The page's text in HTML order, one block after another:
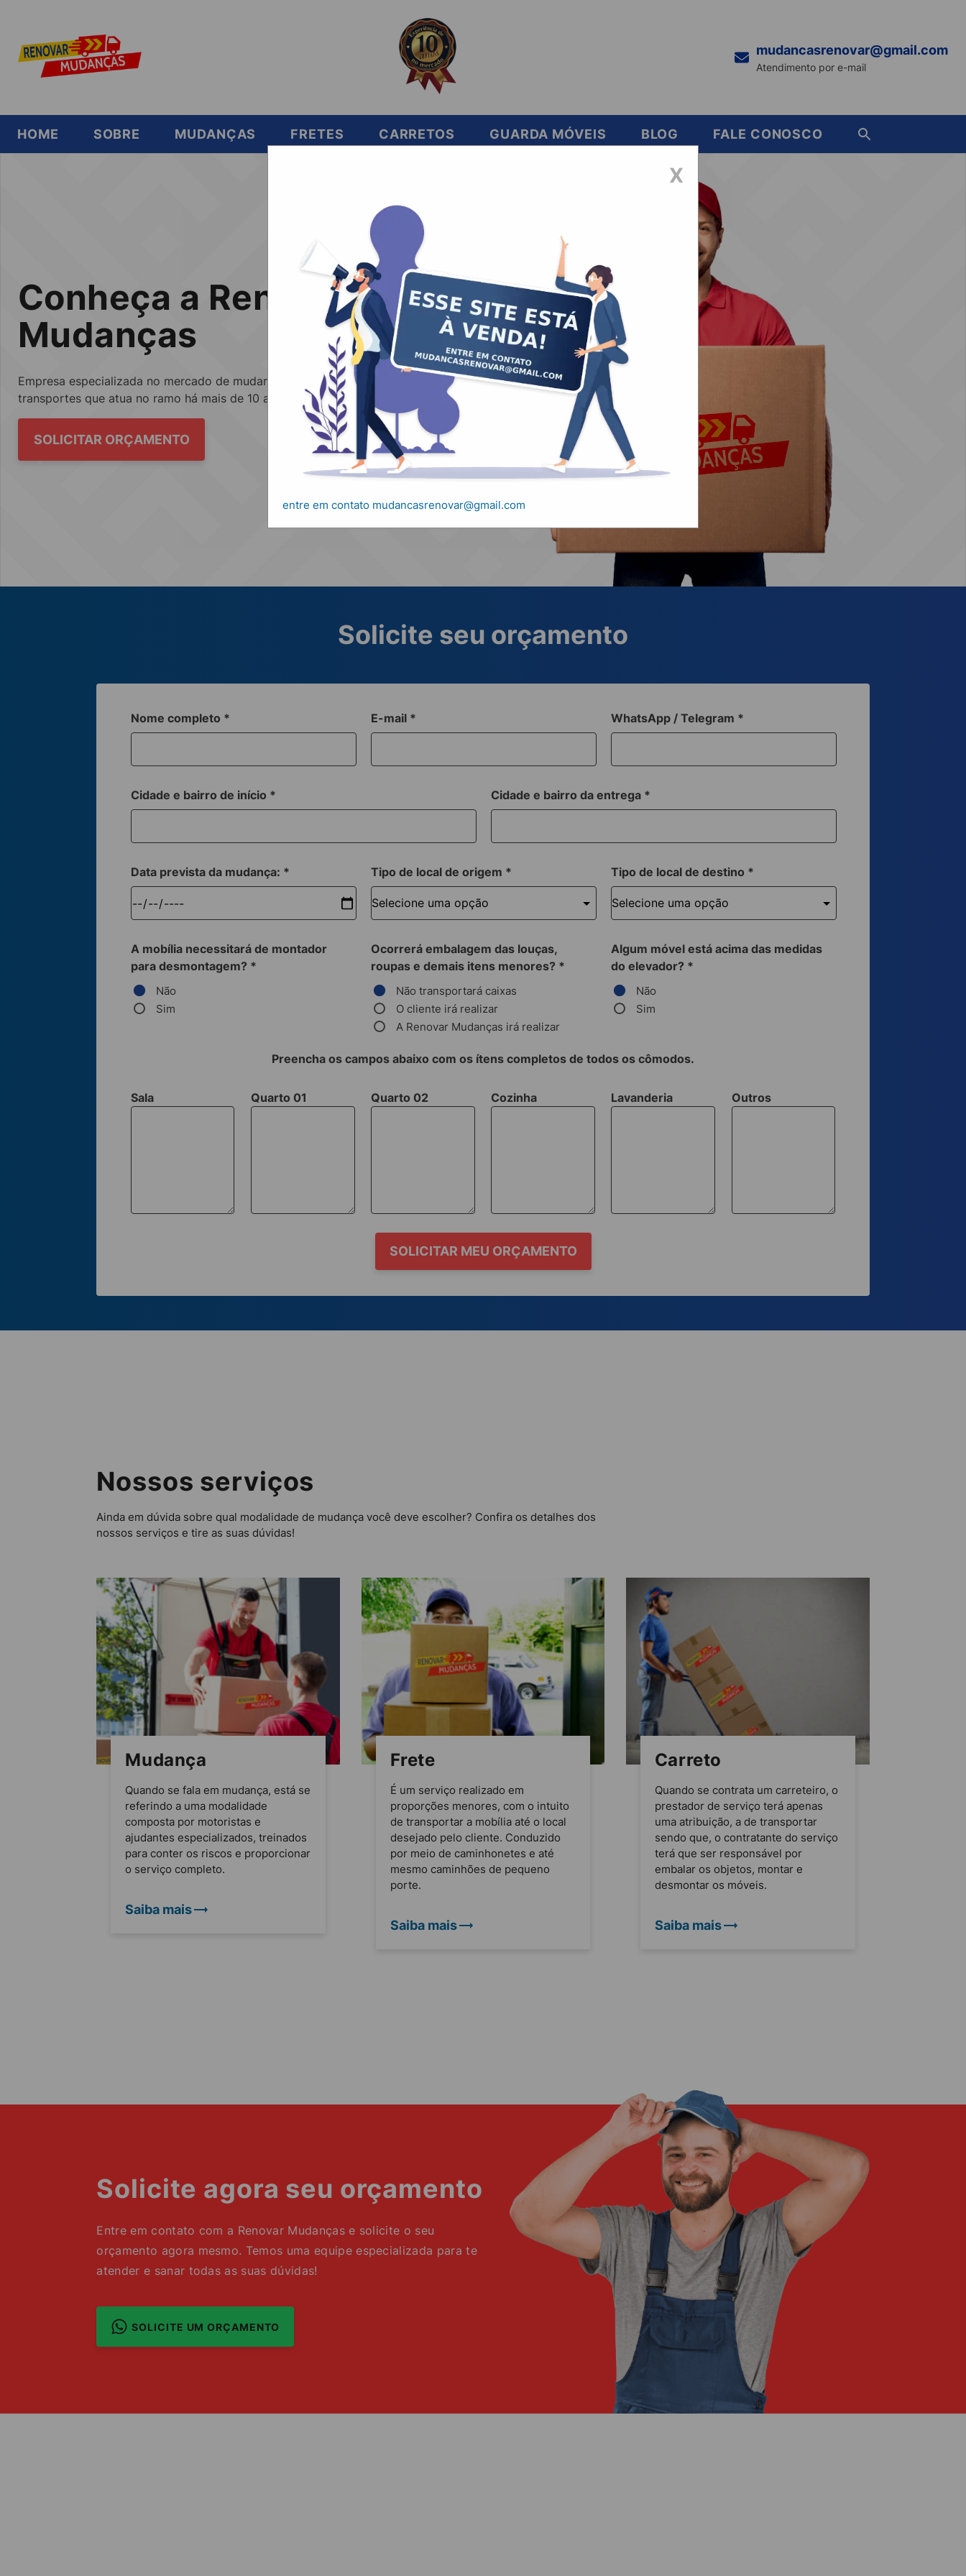
mudancasrenovar@gmail.com
Atendimento por e-mail
HOME SOBRE MUDANÇAS FRETES CARRETOS GUARDA MÓVEIS BLOG FALE CONOSCO
Conheça a Renovar
Mudanças
Empresa especializada no mercado de mudanças, fretes, carretos e
transportes que atua no ramo há mais de 10 anos.
SOLICITAR ORÇAMENTO
Solicite seu orçamento
Nome completo * E-mail * WhatsApp / Telegram *
Cidade e bairro de início * Cidade e bairro da entrega *
Data prevista da mudança: * Tipo de local de origem * Tipo de local de destino *
A mobília necessitará de montador
para desmontagem? *
Não
Sim
Ocorrerá embalagem das louças,
roupas e demais itens menores? *
Não transportará caixas
O cliente irá realizar
A Renovar Mudanças irá realizar
Algum móvel está acima das medidas
do elevador? *
Não
Sim
Preencha os campos abaixo com os ítens completos de todos os cômodos.
Sala Quarto 01 Quarto 02 Cozinha Lavanderia Outros
SOLICITAR MEU ORÇAMENTO
Nossos serviços
Ainda em dúvida sobre qual modalidade de mudança você deve escolher? Confira os detalhes dos
nossos serviços e tire as suas dúvidas!
Mudança
Quando se fala em mudança, está se
referindo a uma modalidade
composta por motoristas e
ajudantes especializados, treinados
para conter os riscos e proporcionar
o serviço completo.
Saiba mais
Frete
É um serviço realizado em
proporções menores, com o intuito
de transportar a mobília até o local
desejado pelo cliente. Conduzido
por meio de caminhonetes e até
mesmo caminhões de pequeno
porte.
Saiba mais
Carreto
Quando se contrata um carreteiro, o
prestador de serviço terá apenas
uma atribuição, a de transportar
sendo que, o contratante do serviço
terá que ser responsável por
embalar os objetos, montar e
desmontar os móveis.
Saiba mais
Solicite agora seu orçamento
Entre em contato com a Renovar Mudanças e solicite o seu
orçamento agora mesmo. Temos uma equipe especializada para te
atender e sanar todas as suas dúvidas!
SOLICITE UM ORÇAMENTO
X
entre em contato mudancasrenovar@gmail.com